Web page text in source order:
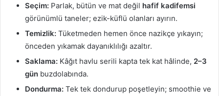
Seçim: Parlak, bütün ve mat değil hafif kadifemsi
görünümlü taneler; ezik-küflü olanları ayırın.
Temizlik: Tüketmeden hemen önce nazikçe yıkayın;
önceden yıkamak dayanıklılığı azaltır.
Saklama: Kâğıt havlu serili kapta tek kat hâlinde, 2–3
gün buzdolabında.
Dondurma: Tek tek dondurup poşetleyin; smoothie ve